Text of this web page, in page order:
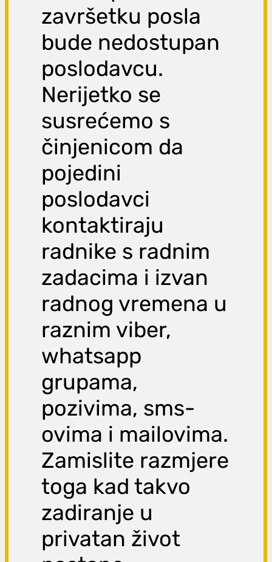
završetku posla
bude nedostupan
poslodavcu.
Nerijetko se
susrećemo s
činjenicom da
pojedini
poslodavci
kontaktiraju
radnike s radnim
zadacima i izvan
radnog vremena u
raznim viber,
whatsapp
grupama,
pozivima, sms-
ovima i mailovima.
Zamislite razmjere
toga kad takvo
zadiranje u
privatan život